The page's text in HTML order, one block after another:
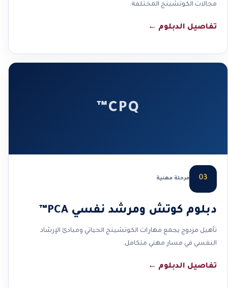
مجالات الكوتشينج المختلفة.
تفاصيل الدبلوم ←
CPQ™
03 مرحلة مهنية
دبلوم كوتش ومرشد نفسي PCA™
تأهيل مزدوج يجمع مهارات الكوتشينج الحياتي ومبادئ الإرشاد
النفسي في مسار مهني متكامل.
تفاصيل الدبلوم ←